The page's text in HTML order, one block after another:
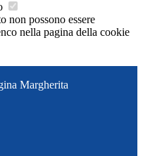
non possono essere
nella pagina della cookie
Margherita